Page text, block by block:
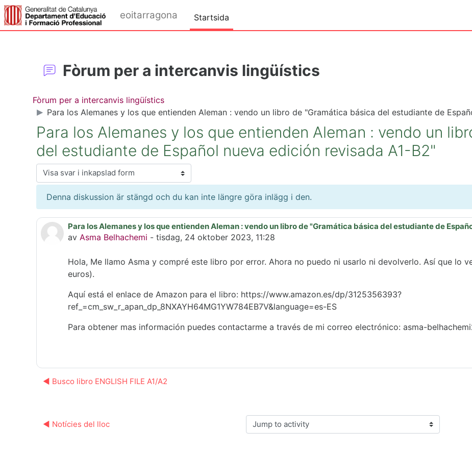
Gå direkt till huvudinnehåll
eoitarragona Startsida
Fòrum per a intercanvis lingüístics
Fòrum per a intercanvis lingüístics
Para los Alemanes y los que entienden Aleman : vendo un libro de "Gramática básica del estudiante de
Para los Alemanes y los que entienden Aleman : vendo un
del estudiante de Español nueva edición revisada A1-B2"
Visningsläge
Denna diskussion är stängd och du kan inte längre göra inlägg i den.
Para los Alemanes y los que entienden Aleman : vendo un libro de "Gramática básica del estudiante de
av Asma Belhachemi - tisdag, 24 oktober 2023, 11:28
Antal svar: 0
Hola, Me llamo Asma y compré este libro por error. Ahora no puedo ni usarlo ni devolverlo. Así que lo
euros).
Aquí está el enlace de Amazon para el libro: https://www.amazon.es/dp/3125356393?
ref_=cm_sw_r_apan_dp_8NXAYH64MG1YW784EB7V&language=es-ES
Para obtener mas información puedes contactarme a través de mi correo electrónico: asma-
◀︎ Busco libro ENGLISH FILE A1/A2
◀︎ Notícies del lloc
Jump to activity